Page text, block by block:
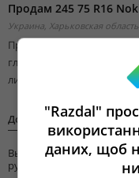
Продам 245 75 R16
Украина, Харьковская
Продам почти новую
глубиной протектора
либо повреждений.
Дополнительная
Выберите
рубрику
"Razdal"
даних, щоб